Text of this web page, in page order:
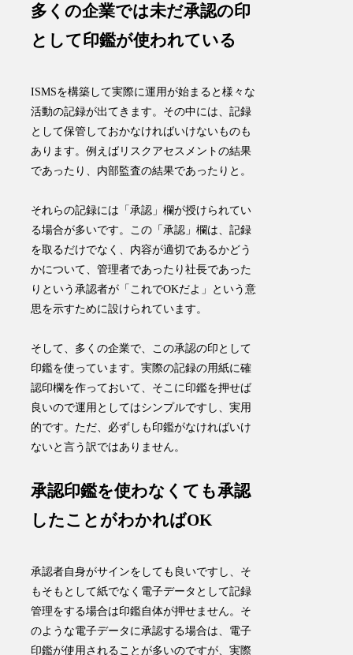
多くの企業では未だ承認の印
として印鑑が使われている
ISMSを構築して実際に運用が始まると様々な
活動の記録が出てきます。その中には、記録
として保管しておかなければいけないものも
あります。例えばリスクアセスメントの結果
であったり、内部監査の結果であったりと。
それらの記録には「承認」欄が授けられてい
る場合が多いです。この「承認」欄は、記録
を取るだけでなく、内容が適切であるかどう
かについて、管理者であったり社長であった
りという承認者が「これでOKだよ」という意
思を示すために設けられています。
そして、 多くの企業で、この承認の印として
印鑑を使っています。実際の記録の用紙に確
認印欄を作っておいて、そこに印鑑を押せば
良いので運用としてはシンプルですし、実用
的です。ただ、必ずしも印鑑がなければいけ
ないと言う訳ではありません。
承認印鑑を使わなくても承認
したことがわかればOK
承認者自身がサインをしても良いですし、そ
もそもとして紙でなく電子データとして記録
管理をする場合は印鑑自体が押せません。そ
のような電子データに承認する場合は、電子
印鑑が使用されることが多いのですが、実際